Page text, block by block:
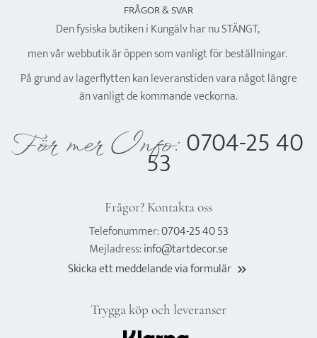
FRÅGOR & SVAR
Den fysiska butiken i Kungälv har nu STÄNGT,
men vår webbutik är öppen som vanligt för beställningar.
På grund av lagerflytten kan leveranstiden vara något längre
än vanligt de kommande veckorna.
För mer Info: 0704-25 40
53
Frågor? Kontakta oss
Telefonummer:0704-25 40 53
Mejladress:info@tartdecor.se
Skicka ett meddelande via formulär keyboard_double_arrow_right
Trygga köp och leveranser